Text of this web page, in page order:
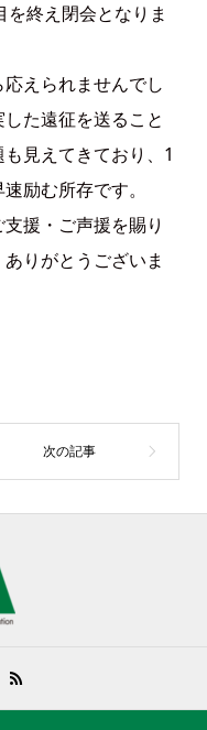
終え閉会となりま
えられませんでし
た遠征を送ること
見えてきており、1
励む所存です。
援・ご声援を賜り
りがとうございま